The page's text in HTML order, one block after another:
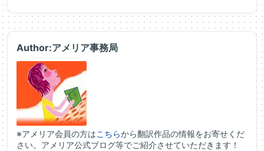
Author:アメリア事務局
※アメリア会員の方はこちらから翻訳作品の情報をお寄せくだ
さい。アメリア公式ブログ等でご紹介させていただきます！